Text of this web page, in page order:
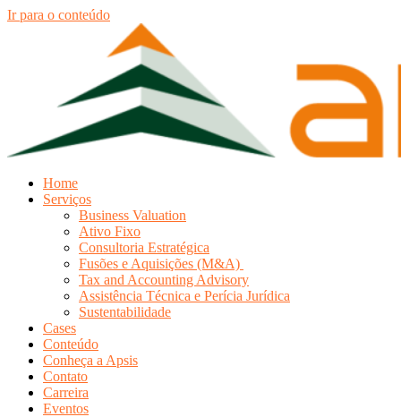
Ir para o conteúdo
Home
Serviços
Business Valuation
Ativo Fixo
Consultoria Estratégica
Fusões e Aquisições (M&A)
Tax and Accounting Advisory
Assistência Técnica e Perícia Jurídica
Sustentabilidade
Cases
Conteúdo
Conheça a Apsis
Contato
Carreira
Eventos